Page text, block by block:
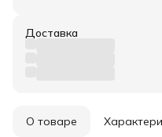
Доставка
О товаре